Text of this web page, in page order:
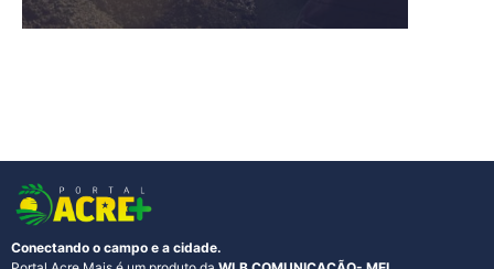
Conectando o campo e a cidade.